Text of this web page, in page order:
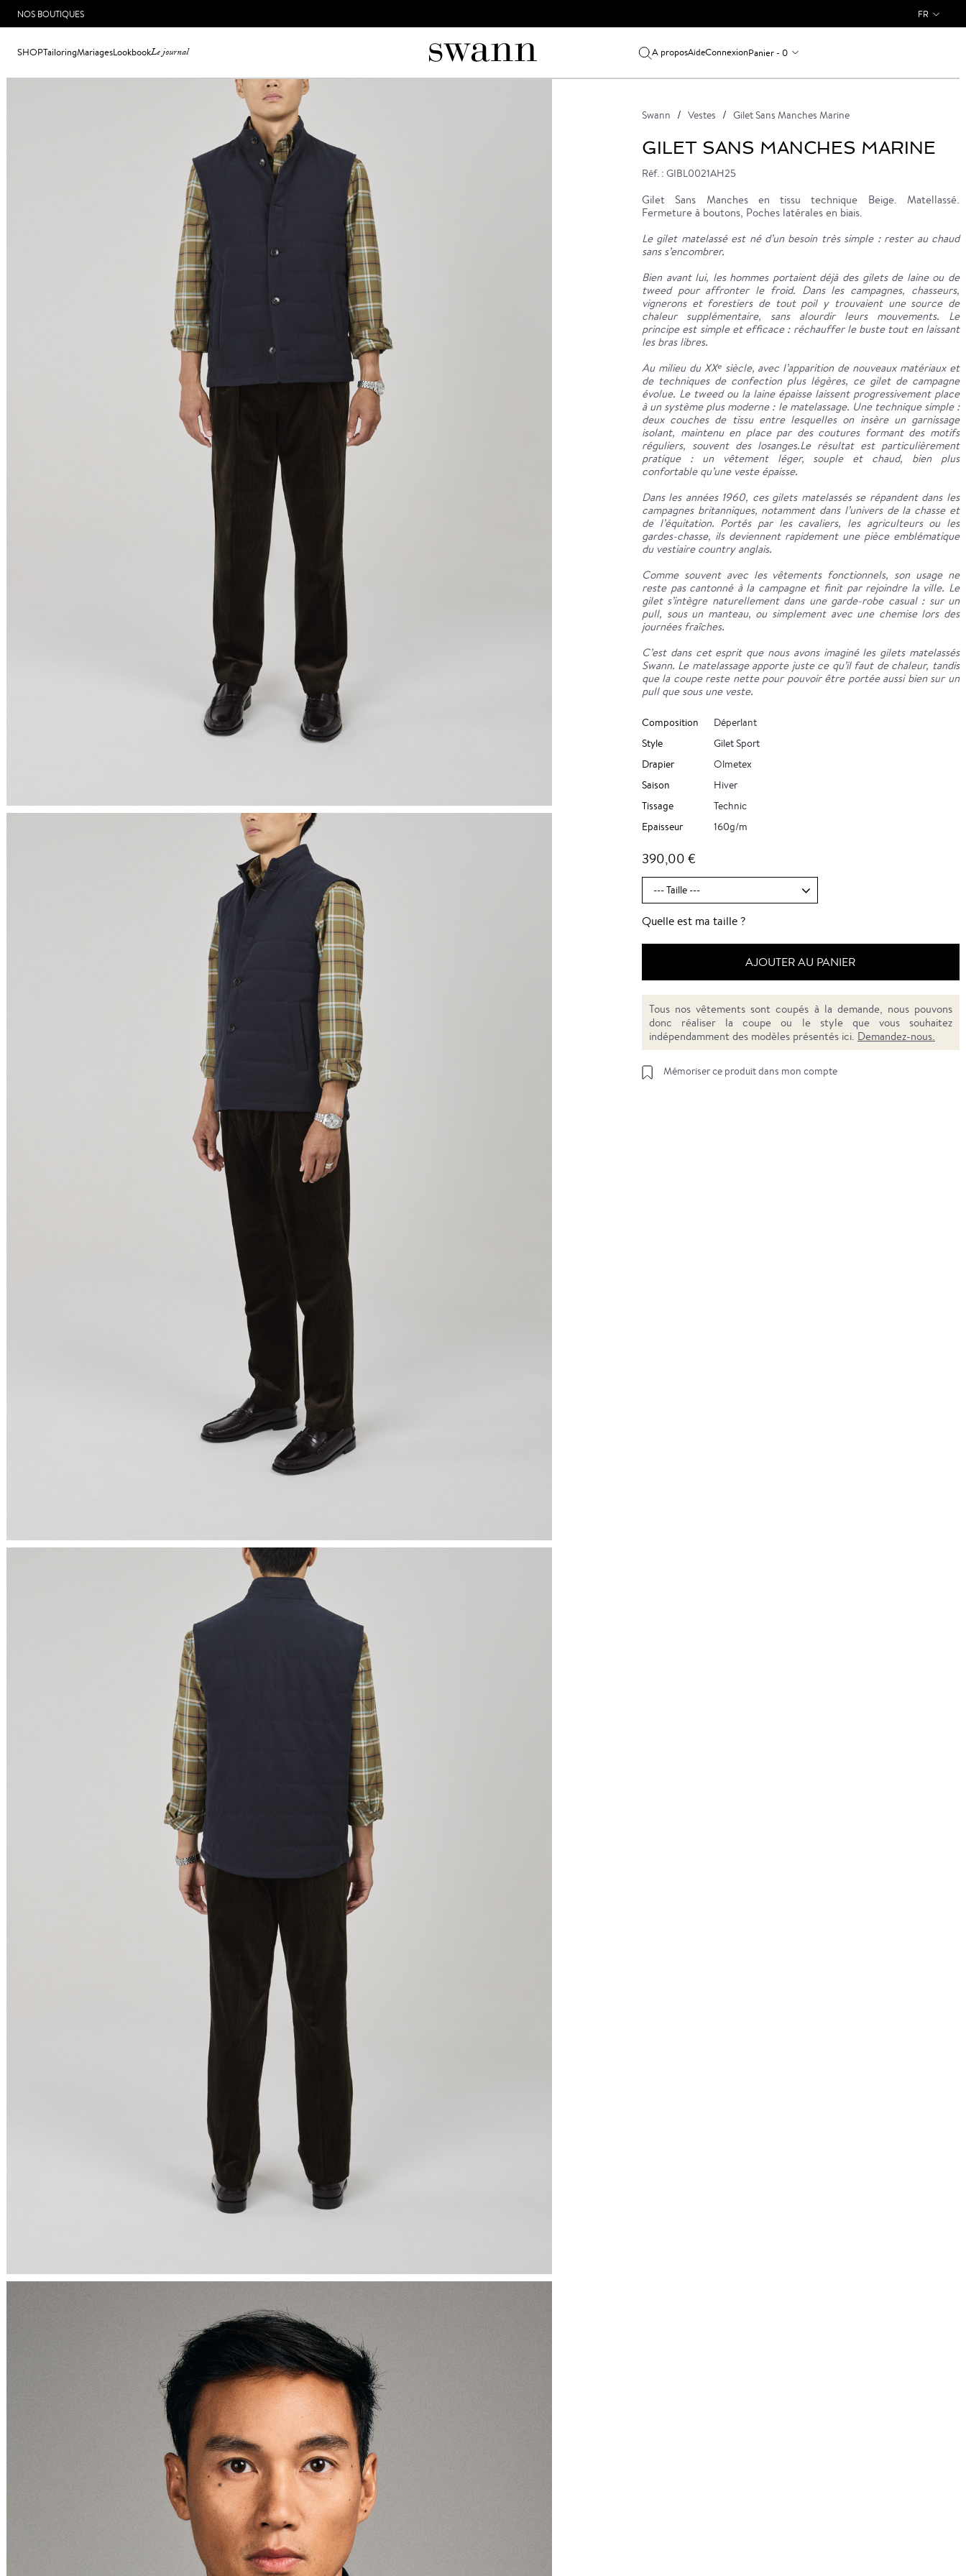
NOS BOUTIQUES FR
SHOPTailoringMariagesLookbookLe journal A proposAideConnexionPanier - 0
Swann Vestes Gilet Sans Manches Marine
GILET SANS MANCHES MARINE
Réf. : GIBL0021AH25
Gilet Sans Manches en tissu technique Beige. Matellassé.
Fermeture à boutons, Poches latérales en biais.
Le gilet matelassé est né d’un besoin très simple : rester au chaud
sans s’encombrer.
Bien avant lui, les hommes portaient déjà des gilets de laine ou de
tweed pour affronter le froid. Dans les campagnes, chasseurs,
vignerons et forestiers de tout poil y trouvaient une source de
chaleur supplémentaire, sans alourdir leurs mouvements. Le
principe est simple et efficace : réchauffer le buste tout en laissant
les bras libres.
Au milieu du XXᵉ siècle, avec l’apparition de nouveaux matériaux et
de techniques de confection plus légères, ce gilet de campagne
évolue. Le tweed ou la laine épaisse laissent progressivement place
à un système plus moderne : le matelassage. Une technique simple :
deux couches de tissu entre lesquelles on insère un garnissage
isolant, maintenu en place par des coutures formant des motifs
réguliers, souvent des losanges.Le résultat est particulièrement
pratique : un vêtement léger, souple et chaud, bien plus
confortable qu’une veste épaisse.
Dans les années 1960, ces gilets matelassés se répandent dans les
campagnes britanniques, notamment dans l’univers de la chasse et
de l’équitation. Portés par les cavaliers, les agriculteurs ou les
gardes-chasse, ils deviennent rapidement une pièce emblématique
du vestiaire country anglais.
Comme souvent avec les vêtements fonctionnels, son usage ne
reste pas cantonné à la campagne et finit par rejoindre la ville. Le
gilet s’intègre naturellement dans une garde-robe casual : sur un
pull, sous un manteau, ou simplement avec une chemise lors des
journées fraîches.
C’est dans cet esprit que nous avons imaginé les gilets matelassés
Swann. Le matelassage apporte juste ce qu’il faut de chaleur, tandis
que la coupe reste nette pour pouvoir être portée aussi bien sur un
pull que sous une veste.
Composition
Déperlant
Style
Gilet Sport
Drapier
Olmetex
Saison
Hiver
Tissage
Technic
Epaisseur
160g/m
390,00 €
Quelle est ma taille ?
AJOUTER AU PANIER
Tous nos vêtements sont coupés à la demande, nous pouvons
donc réaliser la coupe ou le style que vous souhaitez
indépendamment des modèles présentés ici. Demandez-nous.
Mémoriser ce produit dans mon compte